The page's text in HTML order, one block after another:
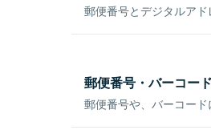
郵便番号とデジタルアド
郵便番号・バーコー
郵便番号や、バーコード